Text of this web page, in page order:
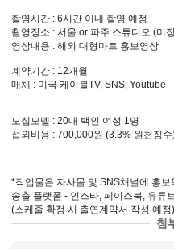
촬영시간 : 6시간 이내 촬영 예정
촬영장소 : 서울 or 파주 스튜디오 (미
영상내용 : 해외 대형마트 홍보영상
계약기간 : 12개월
매체 : 미국 케이블TV, SNS, Youtube
모집모델 : 20대 백인 여성 1명
섭외비용 : 700,000원 (3.3% 원천징수
*작업물은 자사몰 및 SNS채널에 홍보
송출 플랫폼 - 인스타, 페이스북, 유튜
(스케줄 확정 시 출연계약서 작성 예정)
첨